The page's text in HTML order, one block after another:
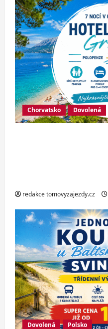
Chorvatsko Dovolená
redakce tomovyzajezdy.cz
Dovolená Polsko